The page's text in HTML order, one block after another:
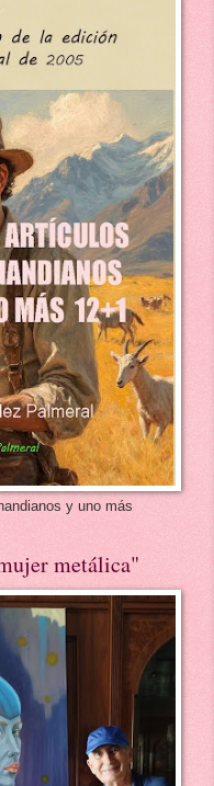
y uno más
metálica"